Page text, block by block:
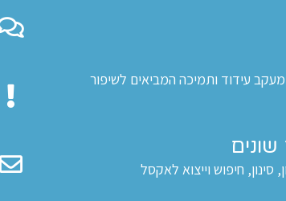
עידוד ותמיכה המביאים לשיפור
סינון, חיפוש וייצוא לאקסל